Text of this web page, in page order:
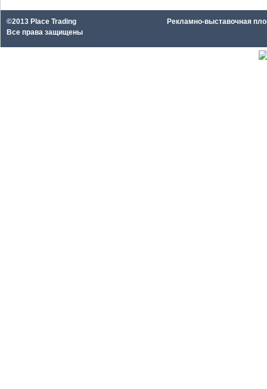
©2013 Place Trading
Все права защищены
Рекламно-выставочная